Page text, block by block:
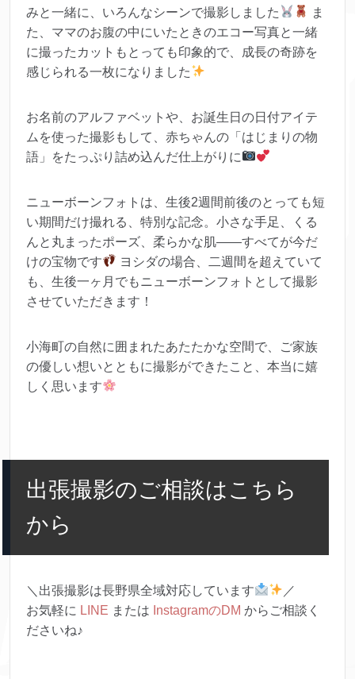
みと一緒に、いろんなシーンで撮影しました
ま
た、ママのお腹の中にいたときのエコー写真と一緒
に撮ったカットもとっても印象的で、成長の奇跡を
感じられる一枚になりました
お名前のアルファベットや、お誕生日の日付アイテ
ムを使った撮影もして、赤ちゃんの「はじまりの物
語」をたっぷり詰め込んだ仕上がりに
ニューボーンフォトは、生後2週間前後のとっても短
い期間だけ撮れる、特別な記念。小さな手足、くる
んと丸まったポーズ、柔らかな肌――すべてが今だ
けの宝物です
ヨシダの場合、二週間を超えていて
も、生後一ヶ月でもニューボーンフォトとして撮影
させていただきます！
小海町の自然に囲まれたあたたかな空間で、ご家族
の優しい想いとともに撮影ができたこと、本当に嬉
しく思います
出張撮影のご相談はこちら
から
＼出張撮影は長野県全域対応しています
／
お気軽に LINE または InstagramのDM からご相談く
ださいね♪